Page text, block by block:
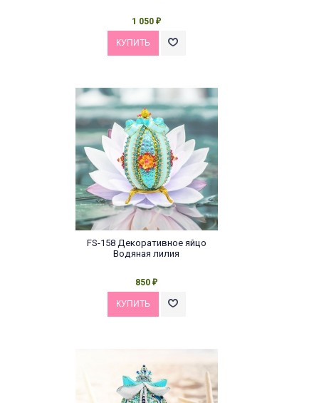
1 050 ₽
FS-158 Декоративное яйцо
Водяная лилия
850 ₽